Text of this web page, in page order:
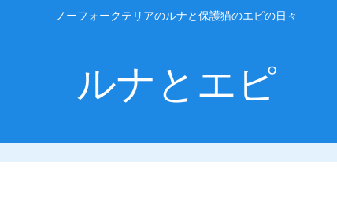
ノーフォークテリアのルナと保護猫のエピの日々
ルナとエピ